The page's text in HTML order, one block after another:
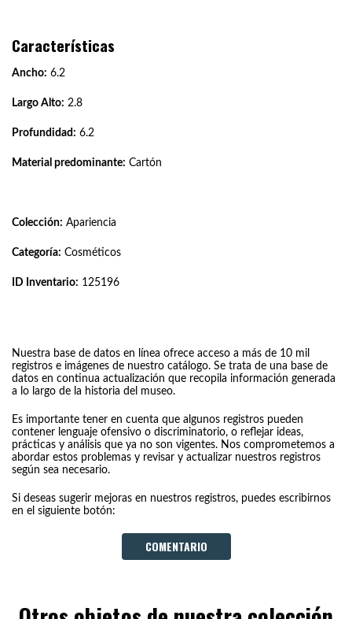
Características
Ancho: 6.2
Largo Alto: 2.8
Profundidad: 6.2
Material predominante: Cartón
Colección: Apariencia
Categoría: Cosméticos
ID Inventario: 125196
Nuestra base de datos en línea ofrece acceso a más de 10 mil
registros e imágenes de nuestro catálogo. Se trata de una base de
datos en continua actualización que recopila información generada
a lo largo de la historia del museo.
Es importante tener en cuenta que algunos registros pueden
contener lenguaje ofensivo o discriminatorio, o reflejar ideas,
prácticas y análisis que ya no son vigentes. Nos comprometemos a
abordar estos problemas y revisar y actualizar nuestros registros
según sea necesario.
Si deseas sugerir mejoras en nuestros registros, puedes escribirnos
en el siguiente botón:
COMENTARIO